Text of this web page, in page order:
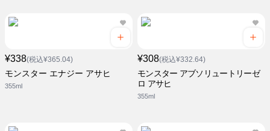
¥338(税込¥365.04)
モンスター エナジー アサヒ
355ml
¥308(税込¥332.64)
モンスター アブソリュートリーゼ
ロ アサヒ
355ml